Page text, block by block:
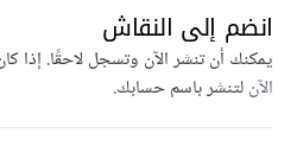
انضم إلى النقاش
يمكنك أن تنشر الآن وتسجل لاحقًا. إذا
الآنلتنشر باسم حسابك.